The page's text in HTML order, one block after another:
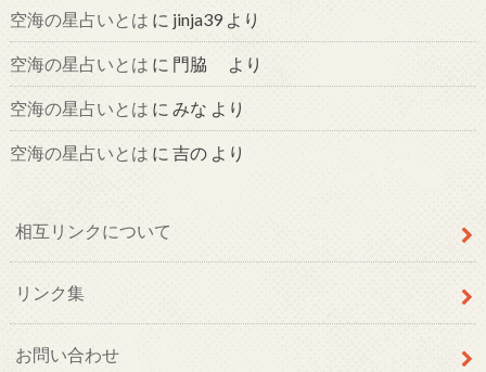
空海の星占いとは に jinja39より
空海の星占いとは に 門脇 より
空海の星占いとは に みな より
空海の星占いとは に 吉のより
相互リンクについて
リンク集
お問い合わせ